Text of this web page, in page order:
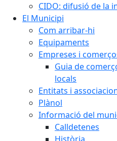
CIDO: difusió de la
El Municipi
Com arribar-hi
Equipaments
Empreses i
Guia de
locals
Entitats i
Plànol
Informació del
Calldetenes